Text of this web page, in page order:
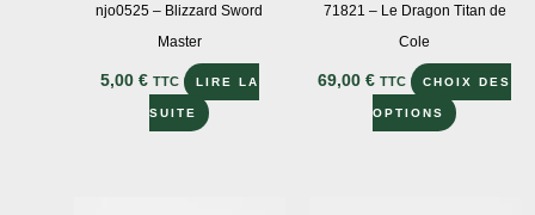
njo0525 – Blizzard Sword
Master
5,00 € TTC LIRE LA
SUITE
71821 – Le Dragon Titan de
Cole
69,00€ TTC CHOIX DES
OPTIONS
Ce